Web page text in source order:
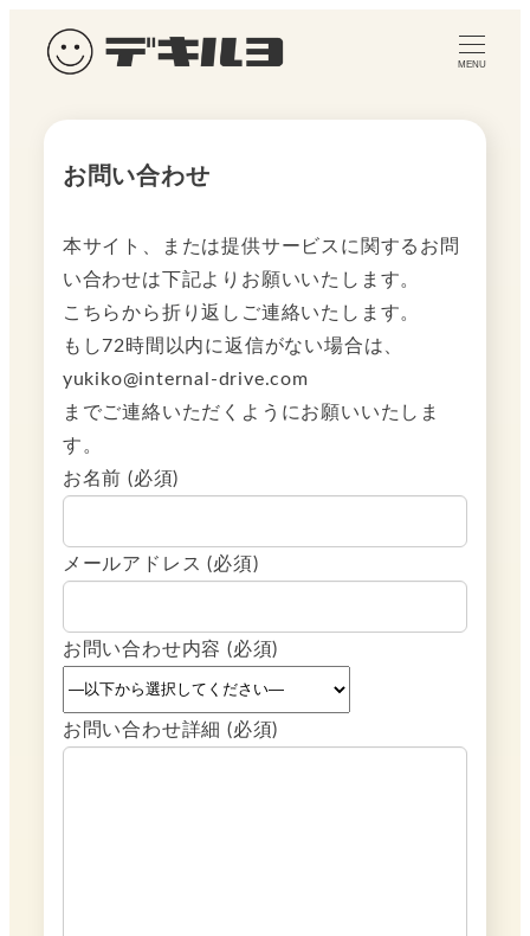
MENU
お問い合わせ
本サイト、または提供サービスに関するお問
い合わせは下記よりお願いいたします。
こちらから折り返しご連絡いたします。
もし72時間以内に返信がない場合は、
yukiko@internal-drive.com
までご連絡いただくようにお願いいたしま
す。
お名前 (必須)
メールアドレス (必須)
お問い合わせ内容 (必須)
お問い合わせ詳細 (必須)